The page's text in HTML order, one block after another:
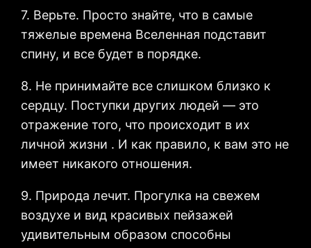
7. Верьте. Просто знайте, что в самые
тяжелые времена Вселенная подставит
спину, и все будет в порядке.
8. Не принимайте все слишком близко к
сердцу. Поступки других людей — это
отражение того, что происходит в их
личной жизни . И как правило, к вам это не
имеет никакого отношения.
9. Природа лечит. Прогулка на свежем
воздухе и вид красивых пейзажей
удивительным образом способны